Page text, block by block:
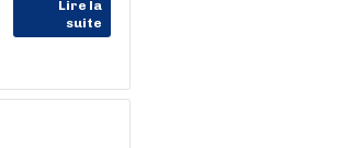
Lire la
suite